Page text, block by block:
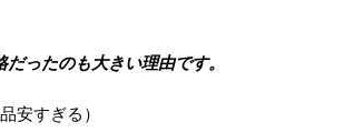
ったのも大きい理由です。
安すぎる）